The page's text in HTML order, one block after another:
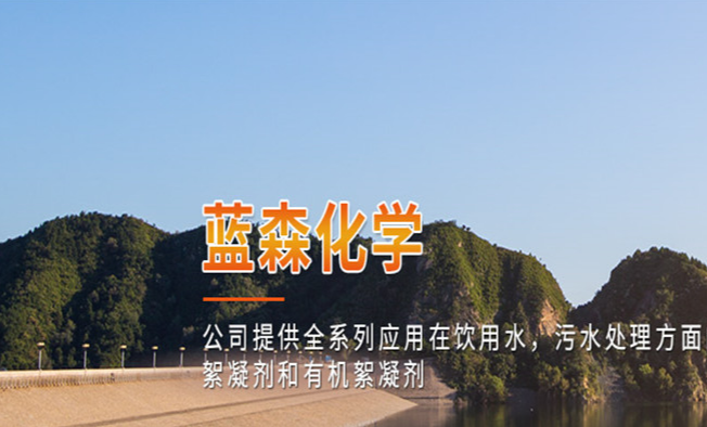
阴离子苯丙表胶 LSB-02
阴离子苯丙表胶LSB-02是苯乙烯酯类共聚合成的
新一代产品，能跟淀粉有效的结合，赋予淀粉涂
层良好的交联强度和疏水性能。